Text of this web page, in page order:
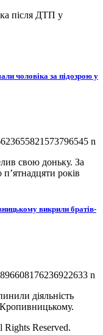
після ДТП у
чоловіка за підозрою у
свою доньку. За
років
викрили братів-
діяльність
Кропивницькому.
Reserved.